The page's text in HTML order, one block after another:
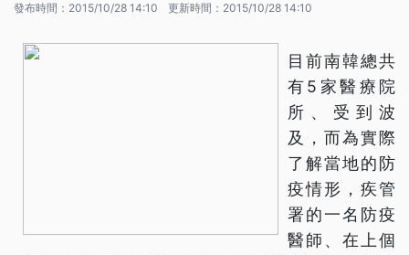
發布時間： 2015/10/28 14:10 更新時間： 2015/10/28 14:10
目前南韓總共
有5家醫療院
所、受到波
及，而為實際
了解當地的防
疫情形，疾管
署的一名防疫
醫師、在上個